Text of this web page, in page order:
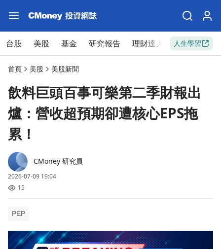
台股 美股 基金 研究報告 理財達人 新手入門
人生學習
首頁 美股 美股新聞
飲料巨頭百事可樂第二季財報出
爐：營收超預期卻遭核心EPS拖
累！
CMoney 研究員
2026-07-09 19:04
15
PEP